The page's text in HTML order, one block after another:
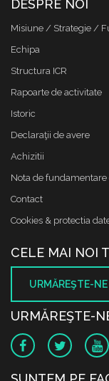
DESPRE NOI
Misiune / Strategie /
Echipa
Structura ICR
Rapoarte de activitate
Istoric
Declaraţii de avere
Achizitii
Nota de fundamentare
Contact
Cookies & protectia
CELE MAI NOI
URMĂREŞTE-
URMĂREŞTE-